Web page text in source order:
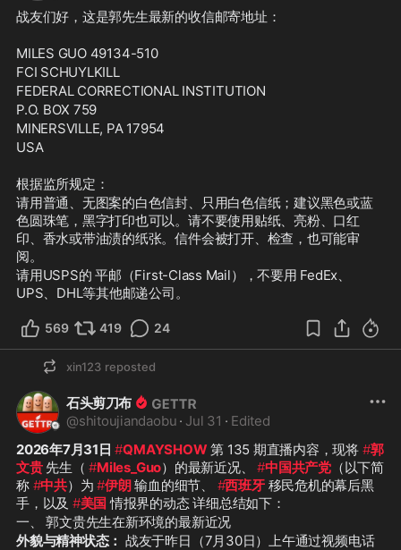
战友们好，这是郭先生最新的收信邮寄地址：
MILES GUO 49134-510
FCI SCHUYLKILL
FEDERAL CORRECTIONAL INSTITUTION
P.O. BOX 759
MINERSVILLE, PA 17954
USA
根据监所规定：
请用普通、无图案的白色信封、只用白色信纸；建议黑色或蓝
色圆珠笔，黑字打印也可以。请不要使用贴纸、亮粉、口红
印、香水或带油渍的纸张。信件会被打开、检查，也可能审
阅。
请用USPS的 平邮（First-Class Mail），不要用 FedEx、
UPS、DHL等其他邮递公司。
569 419 24
xin123 reposted
石头剪刀布
@shitoujiandaobu · Jul 31 · Edited
2026年7月31日 #QMAYSHOW 第 135 期直播内容，现将 #郭
文贵 先生（ #Miles_Guo）的最新近况、 #中国共产党（以下简
称 #中共）为 #伊朗 输血的细节、 #西班牙 移民危机的幕后黑
手，以及 #美国 情报界的动态 详细总结如下：
一、 郭文贵先生在新环境的最新近况
外貌与精神状态： 战友于昨日（7月30日）上午通过视频电话